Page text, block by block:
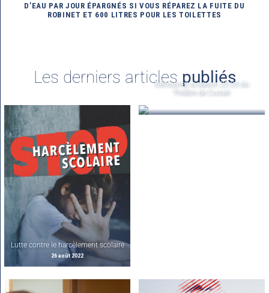
D’EAU PAR JOUR ÉPARGNÉS SI VOUS RÉPAREZ LA FUITE DU
ROBINET ET 600 LITRES POUR LES TOILETTES
Les derniers articles publiés
Lutte contre le harcèlement scolaire
26 août 2022
Découvrez la saison 22-23 du
Théâtre de Cusset